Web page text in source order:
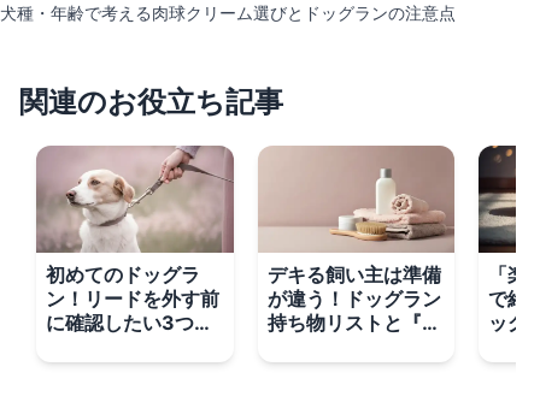
犬種・年齢で考える肉球クリーム選びとドッグランの注意点
関連のお役立ち記事
初めてのドッグラ
ン！リードを外す前
に確認したい3つの
デキる飼い主は準備
が違う！ドッグラン
持ち物リストと『ス
「楽
で終
ッグ
ンの